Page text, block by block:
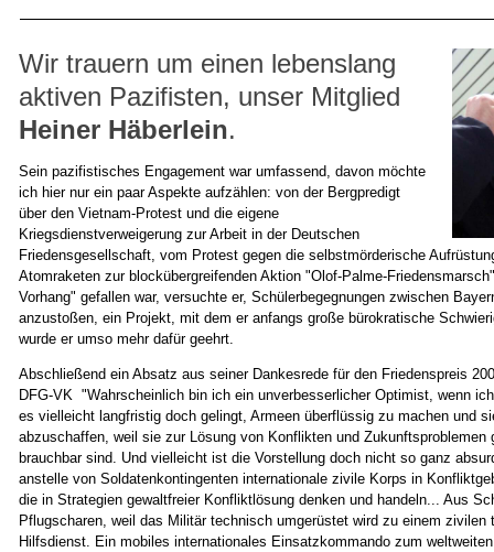
Wir trauern um einen lebenslang
aktiven Pazifisten, unser Mitglied
Heiner Häberlein.
Sein pazifistisches Engagement war umfassend, davon möchte
ich hier nur ein paar Aspekte aufzählen: von der Bergpredigt
über den Vietnam-Protest und die eigene
Kriegsdienstverweigerung zur Arbeit in der Deutschen
Friedensgesellschaft, vom Protest gegen die selbstmörderische
Atomraketen zur blockübergreifenden Aktion "Olof-Palme-
Vorhang" gefallen war, versuchte er, Schülerbegegnungen zwischen
anzustoßen, ein Projekt, mit dem er anfangs große bürokratische
wurde er umso mehr dafür geehrt.
Abschließend ein Absatz aus seiner Dankesrede für den Friedenspreis
DFG-VK "Wahrscheinlich bin ich ein unverbesserlicher Optimist, wenn
es vielleicht langfristig doch gelingt, Armeen überflüssig zu machen und
abzuschaffen, weil sie zur Lösung von Konflikten und Zukunftsproblemen
brauchbar sind. Und vielleicht ist die Vorstellung doch nicht so ganz
anstelle von Soldatenkontingenten internationale zivile Korps in
die in Strategien gewaltfreier Konfliktlösung denken und handeln... Aus
Pflugscharen, weil das Militär technisch umgerüstet wird zu einem zivilen
Hilfsdienst. Ein mobiles internationales Einsatzkommando zum